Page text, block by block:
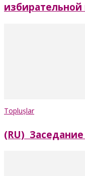
избирательной
Toplușlar
(RU)